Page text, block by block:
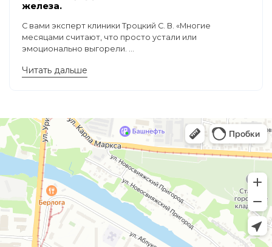
железа.
С вами эксперт клиники Троцкий С. В. «Многие
месяцами считают, что просто устали или
эмоционально выгорели. ...
Читать дальше